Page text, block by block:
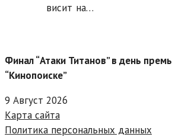
висит на…
Финал “Атаки Титанов” в день
“Кинопоиске”
9 Август 2026
Карта сайта
Политика персональных данных